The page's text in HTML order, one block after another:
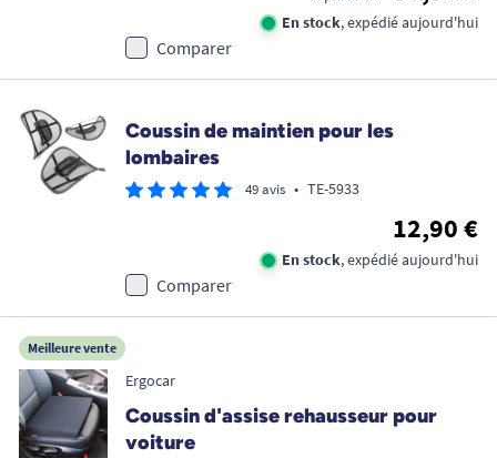
En stock, expédié aujourd'hui
Comparer
Coussin de maintien pour les
lombaires
49 avis • TE-5933
12,90 €
En stock, expédié aujourd'hui
Comparer
Meilleure vente
Ergocar
Coussin d'assise rehausseur pour
voiture